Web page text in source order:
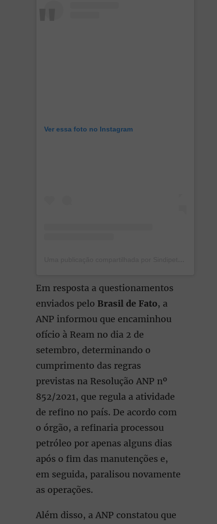
Ver essa foto no Instagram
Em resposta a questionamentos
enviados pelo Brasil de Fato, a
ANP informou que encaminhou
ofício à Ream no dia 2 de
setembro, determinando o
cumprimento das regras
previstas na Resolução ANP nº
852/2021, que regula a atividade
de refino no país. De acordo com
o órgão, a refinaria processou
petróleo por apenas alguns dias
após o fim das manutenções e,
em seguida, paralisou novamente
as operações.
Além disso, a ANP constatou que